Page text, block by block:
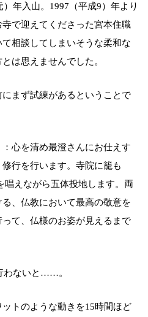
年入山。1997（平成9）年より
で迎えてくださった宮本住職
相談してしまいそうな柔和な
は思えませんでした。
まず試練があるということで
：心を清め最澄さんにお仕えす
行を行います。寺院に籠も
唱えながら五体投地します。両
、仏教において最高の敬意を
て、仏様のお姿が見えるまで
わないと……。
トのような動きを15時間ほど